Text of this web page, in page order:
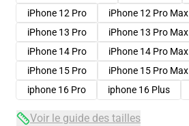
iPhone 12 Pro
iPhone 12 Pro Max
iPhone 13 Pro
iPhone 13 Pro Max
iPhone 14 Pro
iPhone 14 Pro Max
iPhone 15 Pro
iPhone 15 Pro Max
iphone 16 Pro
iphone 16 Plus
Voir le guide des tailles